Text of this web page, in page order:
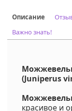
Описание
Важно знать!
(Juniperus
красивое и